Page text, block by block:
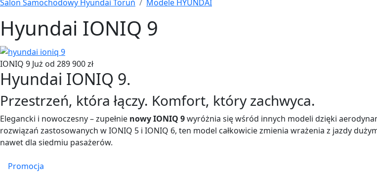
Salon Samochodowy Hyundai Toruń
Modele HYUNDAI
Hyundai IONIQ 9
IONIQ 9 Już od 289 900 zł
Hyundai IONIQ 9.
Przestrzeń, która łączy. Komfort, który zachwyca.
Elegancki i nowoczesny – zupełnie nowy IONIQ 9wyróżnia się wśród innych modeli dzięki
rozwiązań zastosowanych w IONIQ 5 i IONIQ 6, ten model całkowicie zmienia wrażenia z jazdy
nawet dla siedmiu pasażerów.
Promocja